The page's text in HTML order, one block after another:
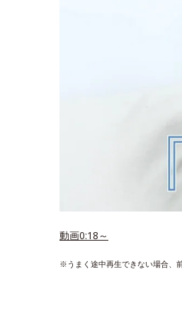
動画0:18～
※うまく途中再生できない場合、